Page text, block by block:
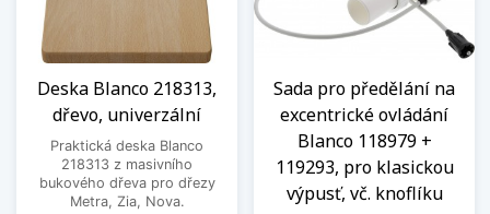
Deska Blanco 218313,
dřevo, univerzální
Praktická deska Blanco
218313 z masivního
bukového dřeva pro dřezy
Metra, Zia, Nova.
Sada pro předělání na
excentrické ovládání
Blanco 118979 +
119293, pro klasickou
výpusť, vč. knoflíku